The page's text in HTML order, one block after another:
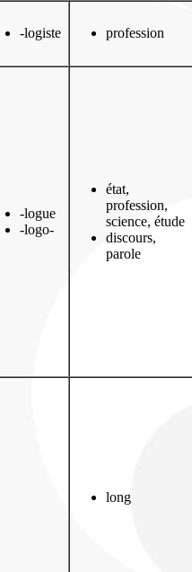
-logiste profession
-logue
-logo-
état,
profession,
science, étude
discours,
parole
long